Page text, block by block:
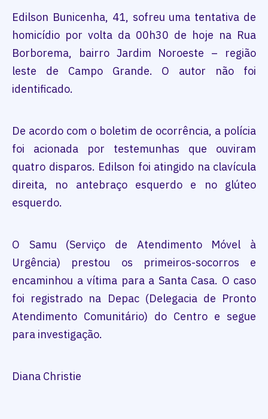
Edilson Bunicenha, 41, sofreu uma tentativa de
homicídio por volta da 00h30 de hoje na Rua
Borborema, bairro Jardim Noroeste – região
leste de Campo Grande. O autor não foi
identificado.
De acordo com o boletim de ocorrência, a polícia
foi acionada por testemunhas que ouviram
quatro disparos. Edilson foi atingido na clavícula
direita, no antebraço esquerdo e no glúteo
esquerdo.
O Samu (Serviço de Atendimento Móvel à
Urgência) prestou os primeiros-socorros e
encaminhou a vítima para a Santa Casa. O caso
foi registrado na Depac (Delegacia de Pronto
Atendimento Comunitário) do Centro e segue
para investigação.
Diana Christie